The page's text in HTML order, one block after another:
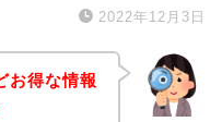
2022年12月3日
お得な情報